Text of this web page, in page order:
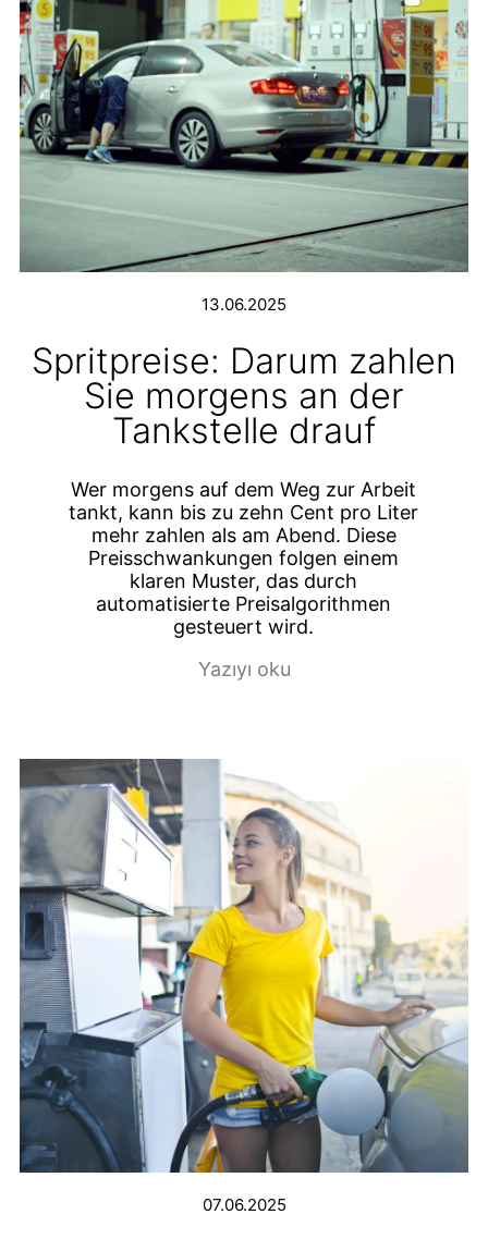
13.06.2025
Spritpreise: Darum zahlen
Sie morgens an der
Tankstelle drauf
Wer morgens auf dem Weg zur Arbeit
tankt, kann bis zu zehn Cent pro Liter
mehr zahlen als am Abend. Diese
Preisschwankungen folgen einem
klaren Muster, das durch
automatisierte Preisalgorithmen
gesteuert wird.
Yazıyı oku
07.06.2025